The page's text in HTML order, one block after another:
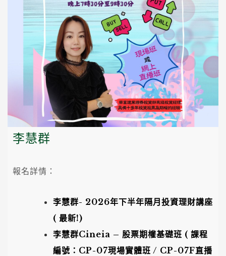
李慧群
報名詳情：
李慧群- 2026年下半年 隔月投資理財講座
( 最新!)
李慧群Cineia – 股票期權基礎班 ( 課程
編號：CP-07現場實體班 / CP-07F直播